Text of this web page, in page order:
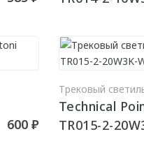
600 ₽
Трековый
Technical
TR015-2-